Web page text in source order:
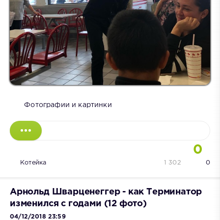
Фотографии и картинки
0
Котейка 0
1 302
Арнольд Шварценеггер - как Терминатор
изменился с годами (12 фото)
04/12/2018 23:59